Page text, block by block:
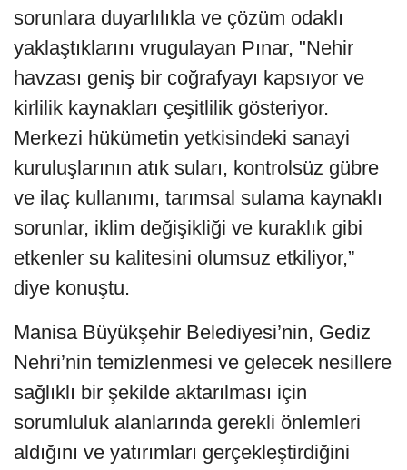
sorunlara duyarlılıkla ve çözüm odaklı
yaklaştıklarını vrugulayan Pınar, "Nehir
havzası geniş bir coğrafyayı kapsıyor ve
kirlilik kaynakları çeşitlilik gösteriyor.
Merkezi hükümetin yetkisindeki sanayi
kuruluşlarının atık suları, kontrolsüz gübre
ve ilaç kullanımı, tarımsal sulama kaynaklı
sorunlar, iklim değişikliği ve kuraklık gibi
etkenler su kalitesini olumsuz etkiliyor,”
diye konuştu.
Manisa Büyükşehir Belediyesi’nin, Gediz
Nehri’nin temizlenmesi ve gelecek nesillere
sağlıklı bir şekilde aktarılması için
sorumluluk alanlarında gerekli önlemleri
aldığını ve yatırımları gerçekleştirdiğini